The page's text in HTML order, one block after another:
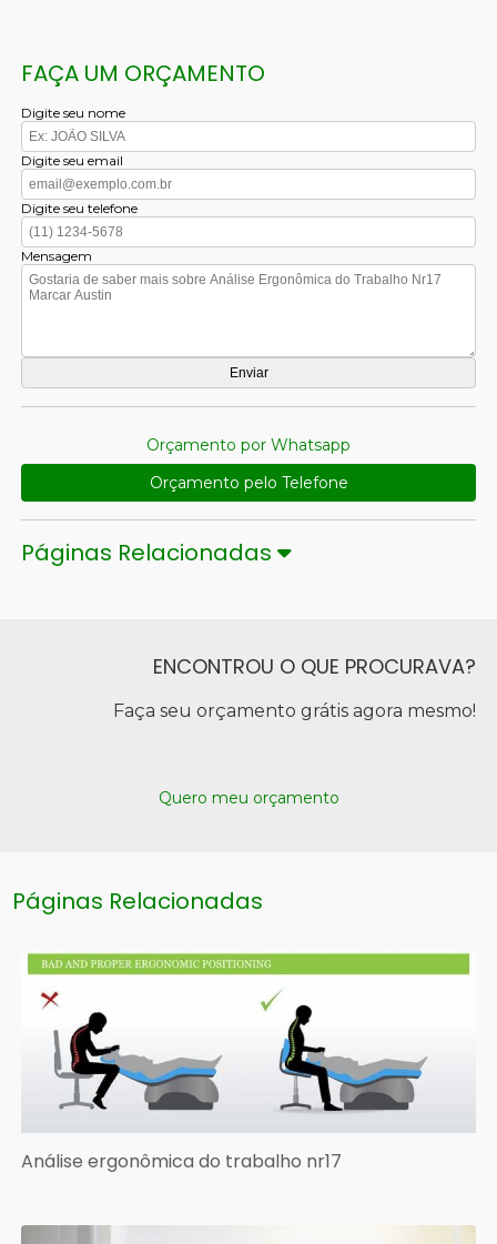
FAÇA UM ORÇAMENTO
Digite seu nome
Digite seu email
Digite seu telefone
Mensagem
Orçamento por Whatsapp
Orçamento pelo Telefone
Páginas Relacionadas
ENCONTROU O QUE PROCURAVA?
Faça seu orçamento grátis agora mesmo!
Quero meu orçamento
Páginas Relacionadas
Análise ergonômica do trabalho nr17